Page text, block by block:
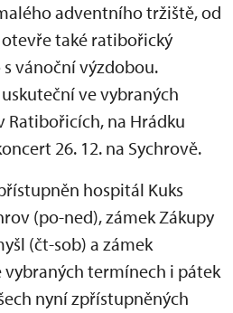
adventního tržiště, od
otevře také ratibořický
vánoční výzdobou.
ve vybraných
Ratibořicích, na Hrádku
26. 12. na Sychrově.
hospitál Kuks
(po-ned), zámek Zákupy
(čt-sob) a zámek
vybraných termínech i pátek
nyní zpřístupněných